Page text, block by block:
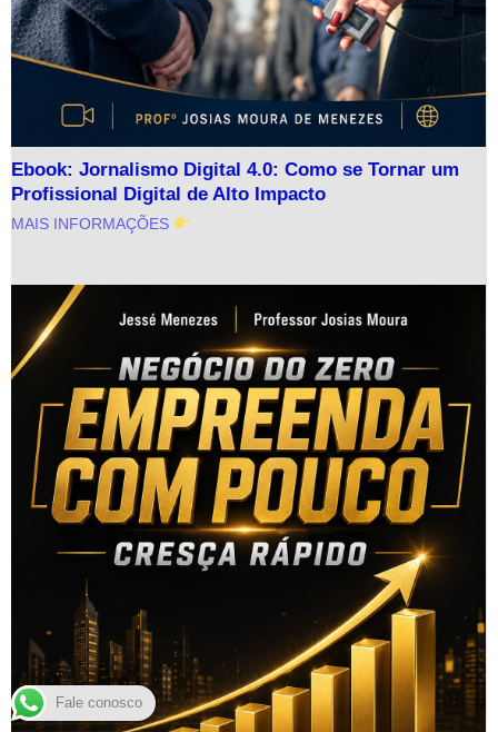
Ebook: Jornalismo Digital 4.0: Como se Tornar um
Profissional Digital de Alto Impacto
MAIS INFORMAÇÕES
Fale conosco